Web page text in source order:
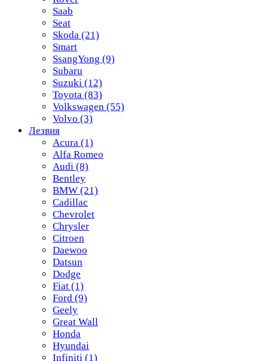
Saab
Seat
Skoda (21)
Smart
SsangYong (9)
Subaru
Suzuki (12)
Toyota (83)
Volkswagen (55)
Volvo (3)
Лезвия
Acura (1)
Alfa Romeo
Audi (8)
Bentley
BMW (21)
Cadillac
Chevrolet
Chrysler
Citroen
Daewoo
Datsun
Dodge
Fiat (1)
Ford (9)
Geely
Great Wall
Honda
Hyundai
Infiniti (1)